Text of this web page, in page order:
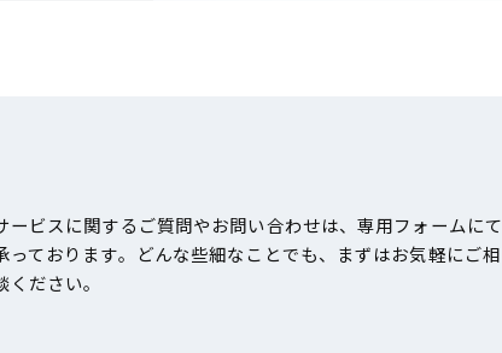
ービスに関するご質問やお問い合わせは、専用フォームにて
っております。どんな些細なことでも、まずはお気軽にご相
ください。